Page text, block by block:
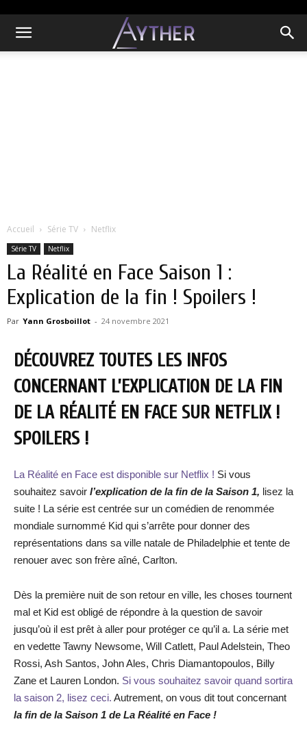
Accueil Série TV Netflix
Série TV Netflix
La Réalité en Face Saison 1 :
Explication de la fin ! Spoilers !
Par Yann Grosboillot - 24 novembre 2021
DÉCOUVREZ TOUTES LES INFOS
CONCERNANT L’EXPLICATION DE LA FIN
DE LA RÉALITÉ EN FACE SUR NETFLIX !
SPOILERS !
La Réalité en Face est disponible sur Netflix ! Si vous
souhaitez savoir l’explication de la fin de la Saison 1, lisez la
suite ! La série est centrée sur un comédien de renommée
mondiale surnommé Kid qui s’arrête pour donner des
représentations dans sa ville natale de Philadelphie et tente de
renouer avec son frère aîné, Carlton.
Dès la première nuit de son retour en ville, les choses tournent
mal et Kid est obligé de répondre à la question de savoir
jusqu’où il est prêt à aller pour protéger ce qu’il a. La série met
en vedette Tawny Newsome, Will Catlett, Paul Adelstein, Theo
Rossi, Ash Santos, John Ales, Chris Diamantopoulos, Billy
Zane et Lauren London. Si vous souhaitez savoir quand sortira
la saison 2, lisez ceci. Autrement, on vous dit tout concernant
la fin de la Saison 1 de La Réalité en Face !